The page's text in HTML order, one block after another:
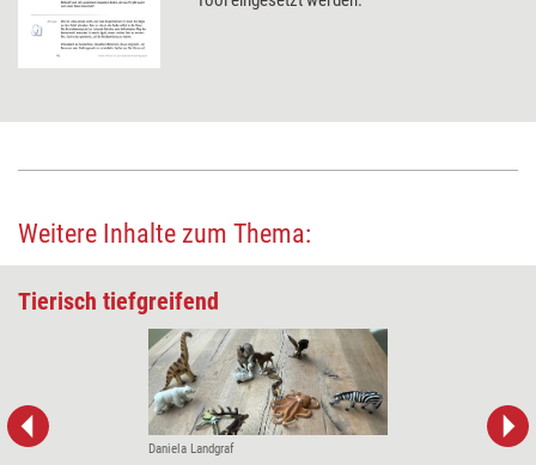
Weitere Inhalte zum Thema:
Tierisch tiefgreifend
Daniela Landgraf